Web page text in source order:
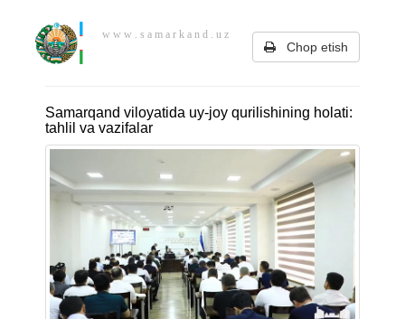
w w w . s a m a r k a n d . u z
Chop etish
Samarqand viloyatida uy-joy qurilishining holati:
tahlil va vazifalar